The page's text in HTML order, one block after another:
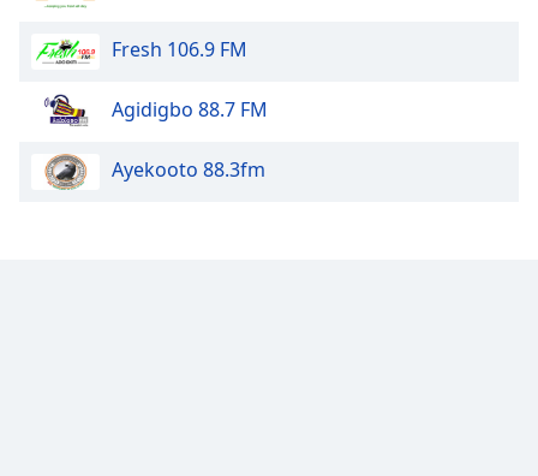
Edge
Fresh 106.9 FM
Agidigbo 88.7 FM
Ayekooto 88.3fm